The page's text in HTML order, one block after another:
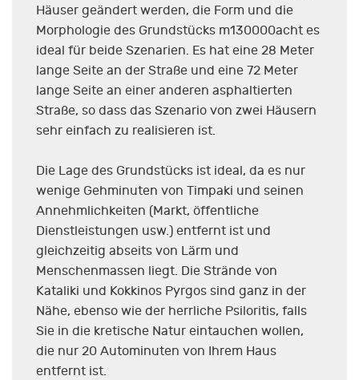
Häuser geändert werden, die Form und die
Morphologie des Grundstücks m130000acht es
ideal für beide Szenarien. Es hat eine 28 Meter
lange Seite an der Straße und eine 72 Meter
lange Seite an einer anderen asphaltierten
Straße, so dass das Szenario von zwei Häusern
sehr einfach zu realisieren ist.
Die Lage des Grundstücks ist ideal, da es nur
wenige Gehminuten von Timpaki und seinen
Annehmlichkeiten (Markt, öffentliche
Dienstleistungen usw.) entfernt ist und
gleichzeitig abseits von Lärm und
Menschenmassen liegt. Die Strände von
Kataliki und Kokkinos Pyrgos sind ganz in der
Nähe, ebenso wie der herrliche Psiloritis, falls
Sie in die kretische Natur eintauchen wollen,
die nur 20 Autominuten von Ihrem Haus
entfernt ist.